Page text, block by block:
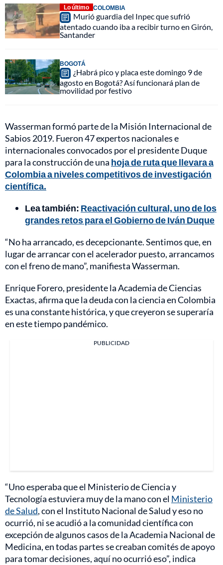
Lo último COLOMBIA
Murió guardia del Inpec que sufrió
atentado cuando iba a recibir turno en Girón,
Santander
BOGOTÁ
¿Habrá pico y placa este domingo 9 de
agosto en Bogotá? Así funcionará plan de
movilidad por festivo
Wasserman formó parte de la Misión Internacional de
Sabios 2019. Fueron 47 expertos nacionales e
internacionales convocados por el presidente Duque
para la construcción de una hoja de ruta que llevara a
Colombia a niveles competitivos de investigación
científica.
Lea también: Reactivación cultural, uno de los
grandes retos para el Gobierno de Iván Duque
“No ha arrancado, es decepcionante. Sentimos que, en
lugar de arrancar con el acelerador puesto, arrancamos
con el freno de mano”, manifiesta Wasserman.
Enrique Forero, presidente la Academia de Ciencias
Exactas, afirma que la deuda con la ciencia en Colombia
es una constante histórica, y que creyeron se superaría
en este tiempo pandémico.
PUBLICIDAD
“Uno esperaba que el Ministerio de Ciencia y
Tecnología estuviera muy de la mano con el Ministerio
de Salud, con el Instituto Nacional de Salud y eso no
ocurrió, ni se acudió a la comunidad científica con
excepción de algunos casos de la Academia Nacional de
Medicina, en todas partes se creaban comités de apoyo
para tomar decisiones, aquí no ocurrió eso”, indica